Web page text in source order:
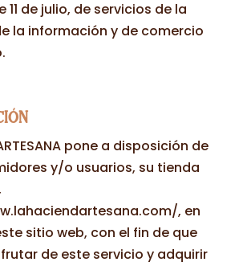
11 de julio, de servicios de la
la información y de comercio
pone a disposición de
y/o usuarios, su tienda
, en
sitio web, con el fin de que
de este servicio y adquirir